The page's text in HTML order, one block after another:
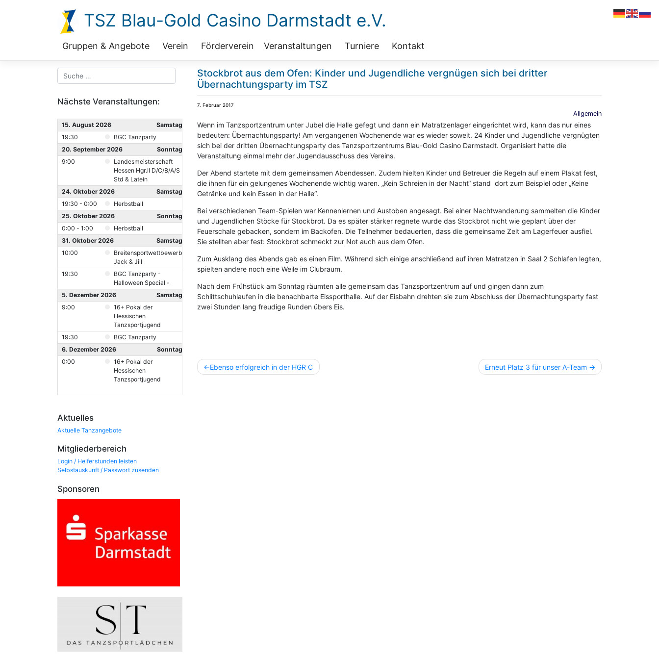
TSZ Blau-Gold Casino Darmstadt e.V.
Gruppen & Angebote Verein Förderverein Veranstaltungen Turniere Kontakt
Nächste Veranstaltungen:
15. August 2026
Samstag
19:30
BGC Tanzparty
20. September 2026
Sonntag
9:00
Landesmeisterschaft
Hessen Hgr.II D/C/B/A/S
Std & Latein
24. Oktober 2026
Samstag
19:30 - 0:00
Herbstball
25. Oktober 2026
Sonntag
0:00 - 1:00
Herbstball
31. Oktober 2026
Samstag
10:00
Breitensportwettbewerb
Jack & Jill
19:30
BGC Tanzparty -
Halloween Special -
5. Dezember 2026
Samstag
9:00
16+ Pokal der
Hessischen
Tanzsportjugend
19:30
BGC Tanzparty
6. Dezember 2026
Sonntag
0:00
16+ Pokal der
Hessischen
Tanzsportjugend
Aktuelles
Aktuelle Tanzangebote
Mitgliederbereich
Login / Helferstunden leisten
Selbstauskunft / Passwort zusenden
Sponsoren
Stockbrot aus dem Ofen: Kinder und Jugendliche vergnügen sich bei dritter
Übernachtungsparty im TSZ
7. Februar 2017
Allgemein
Wenn im Tanzsportzentrum unter Jubel die Halle gefegt und dann ein Matratzenlager eingerichtet wird, kann das nur eines
bedeuten: Übernachtungsparty! Am vergangenen Wochenende war es wieder soweit. 24 Kinder und Jugendliche vergnügten
sich bei der dritten Übernachtungsparty des Tanzsportzentrums Blau-Gold Casino Darmstadt. Organisiert hatte die
Veranstaltung einmal mehr der Jugendausschuss des Vereins.
Der Abend startete mit dem gemeinsamen Abendessen. Zudem hielten Kinder und Betreuer die Regeln auf einem Plakat fest,
die ihnen für ein gelungenes Wochenende wichtig waren. „Kein Schreien in der Nacht“ stand dort zum Beispiel oder „Keine
Getränke und kein Essen in der Halle“.
Bei verschiedenen Team-Spielen war Kennenlernen und Austoben angesagt. Bei einer Nachtwanderung sammelten die Kinder
und Jugendlichen Stöcke für Stockbrot. Da es später stärker regnete wurde das Stockbrot nicht wie geplant über der
Feuerschale gebacken, sondern im Backofen. Die Teilnehmer bedauerten, dass die gemeinsame Zeit am Lagerfeuer ausfiel.
Sie stellten aber fest: Stockbrot schmeckt zur Not auch aus dem Ofen.
Zum Ausklang des Abends gab es einen Film. Während sich einige anschließend auf ihren Matratzen in Saal 2 Schlafen legten,
spielten andere noch eine Weile im Clubraum.
Nach dem Frühstück am Sonntag räumten alle gemeinsam das Tanzsportzentrum auf und gingen dann zum
Schlittschuhlaufen in die benachbarte Eissporthalle. Auf der Eisbahn drehten sie zum Abschluss der Übernachtungsparty fast
zwei Stunden lang freudige Runden übers Eis.
Beitragsnavigation
Ebenso erfolgreich in der HGR C Erneut Platz 3 für unser A-Team